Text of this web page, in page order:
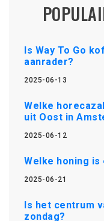
Is Way To Go
aanrader?
2025-06-13
Welke
uit Oost in
2025-06-12
Welke honing
2025-06-21
Is het centrum
zondag?